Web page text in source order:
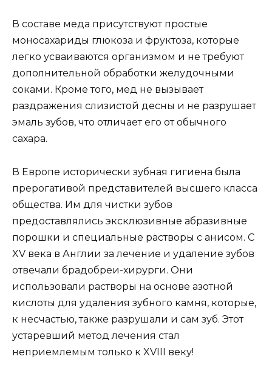
В составе меда присутствуют простые
моносахариды глюкоза и фруктоза, которые
легко усваиваются организмом и не требуют
дополнительной обработки желудочными
соками. Кроме того, мед не вызывает
раздражения слизистой десны и не разрушает
эмаль зубов, что отличает его от обычного
сахара.
В Европе исторически зубная гигиена была
прерогативой представителей высшего класса
общества. Им для чистки зубов
предоставлялись эксклюзивные абразивные
порошки и специальные растворы с анисом. С
XV века в Англии за лечение и удаление зубов
отвечали брадобреи-хирурги. Они
использовали растворы на основе азотной
кислоты для удаления зубного камня, которые,
к несчастью, также разрушали и сам зуб. Этот
устаревший метод лечения стал
неприемлемым только к XVIII веку!